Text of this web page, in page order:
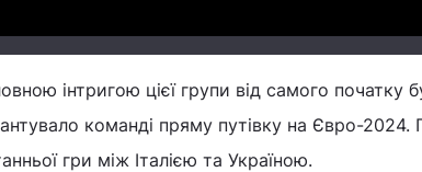
інтригою цієї групи від самого початку
команді пряму путівку на Євро-2024.
гри між Італією та Україною.